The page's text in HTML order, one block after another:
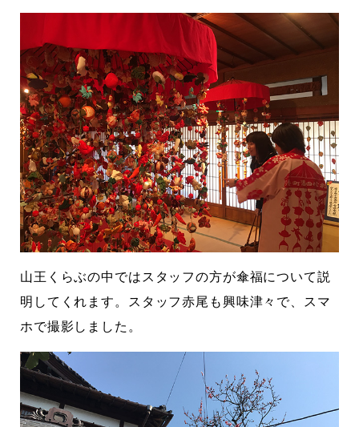
山王くらぶの中ではスタッフの方が傘福について説
明してくれます。スタッフ赤尾も興味津々で、スマ
ホで撮影しました。